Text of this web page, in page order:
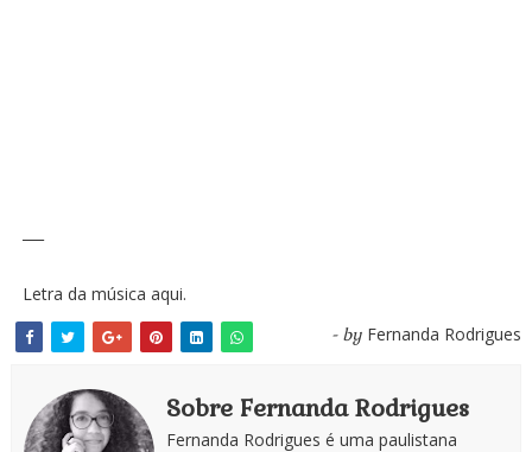
Letra da música aqui.
- by Fernanda Rodrigues
Sobre Fernanda Rodrigues
Fernanda Rodrigues é uma paulistana